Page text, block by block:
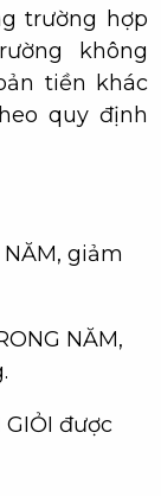
trường hợp
không
tiền khác
quy định
NĂM, giảm
NĂM,
GIỎI được